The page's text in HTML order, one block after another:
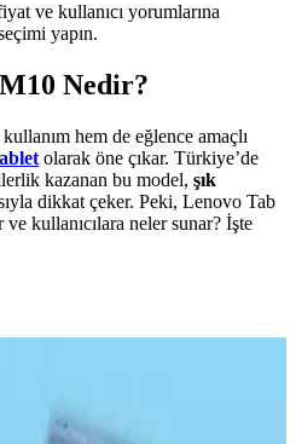
ve kullanıcı yorumlarına
yapın.
Nedir?
hem de eğlence amaçlı
olarak öne çıkar. Türkiye’de
kazanan bu model, şık
dikkat çeker. Peki, Lenovo Tab
kullanıcılara neler sunar? İşte